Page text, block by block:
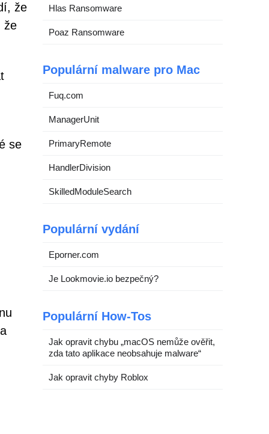
že
že
se
Hlas Ransomware
Poaz Ransomware
Populární malware pro Mac
Fuq.com
ManagerUnit
PrimaryRemote
HandlerDivision
SkilledModuleSearch
Populární vydání
Eporner.com
Je Lookmovie.io bezpečný?
Populární How-Tos
Jak opravit chybu „macOS nemůže ověřit,
zda tato aplikace neobsahuje malware“
Jak opravit chyby Roblox